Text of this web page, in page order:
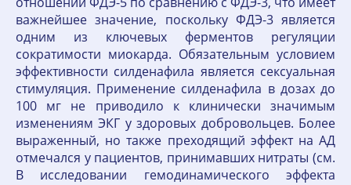
важнейшее значение, поскольку ФДЭ-3 является
одним из ключевых ферментов регуляции
сократимости миокарда. Обязательным условием
эффективности силденафила является сексуальная
стимуляция. Применение силденафила в дозах до
100 мг не приводило к клинически значимым
изменениям ЭКГ у здоровых добровольцев. Более
выраженный, но также преходящий эффект на АД
отмечался у пациентов, принимавших нитраты (см.
В исследовании гемодинамического эффекта